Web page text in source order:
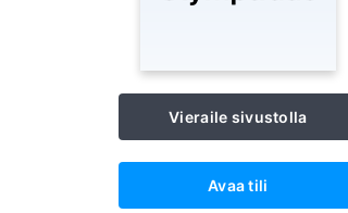
Vieraile sivustolla
Avaa tili